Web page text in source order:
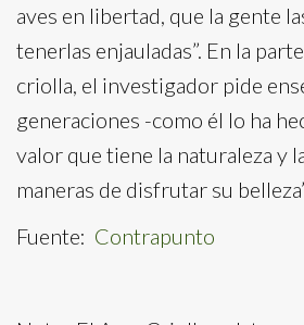
aves en libertad, que la gente
tenerlas enjauladas”. En la
criolla, el investigador pide
generaciones -como él lo ha
valor que tiene la naturaleza y
maneras de disfrutar su
Fuente: Contrapunto